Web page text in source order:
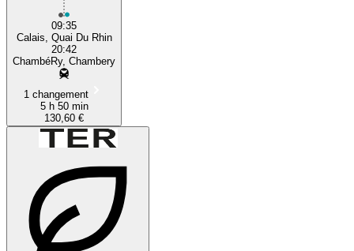
09:35
Calais, Quai Du Rhin
20:42
ChambéRy, Chambery
1 changement
5 h 50 min
130,60 €